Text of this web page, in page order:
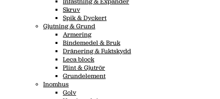
Skruv
Spik & Dyckert
Gjutning & Grund
Armering
Bindemedel & Bruk
Dränering & Fuktskydd
Leca block
Plint & Gjutrör
Grundelement
Inomhus
Golv